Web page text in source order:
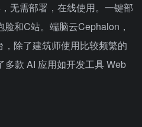
无需部署，在线使用。一键部
和C站。端脑云Cephalon，
除了建筑师使用比较频繁的
款 AI 应用如开发工具 Web